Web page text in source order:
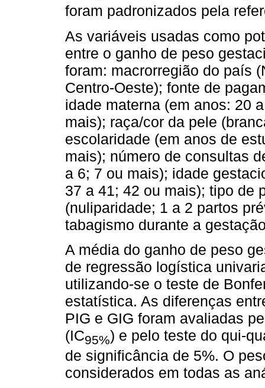
foram padronizados pela
As variáveis usadas como
entre o ganho de peso
foram: macrorregião do país
Centro-Oeste); fonte de
idade materna (em anos: 20
mais); raça/cor da pele
escolaridade (em anos de
mais); número de consultas
a 6; 7 ou mais); idade
37 a 41; 42 ou mais); tipo de
(nuliparidade; 1 a 2 partos
tabagismo durante a
A média do ganho de peso
de regressão logística
utilizando-se o teste de
estatística. As diferenças
PIG e GIG foram avaliadas
(IC95%) e pelo teste do qui-
de significância de 5%. O
considerados em todas as